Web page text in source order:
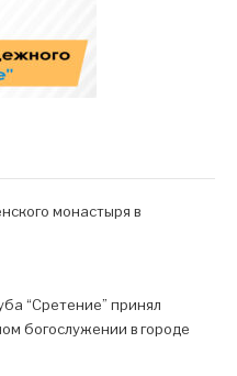
монастыря в
“Сретение” принял
богослужении в городе